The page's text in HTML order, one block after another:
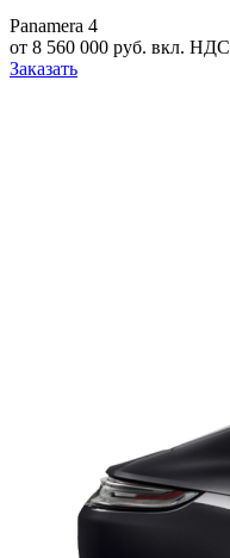
Panamera 4
от 8 560 000 руб. вкл. НДС
Заказать